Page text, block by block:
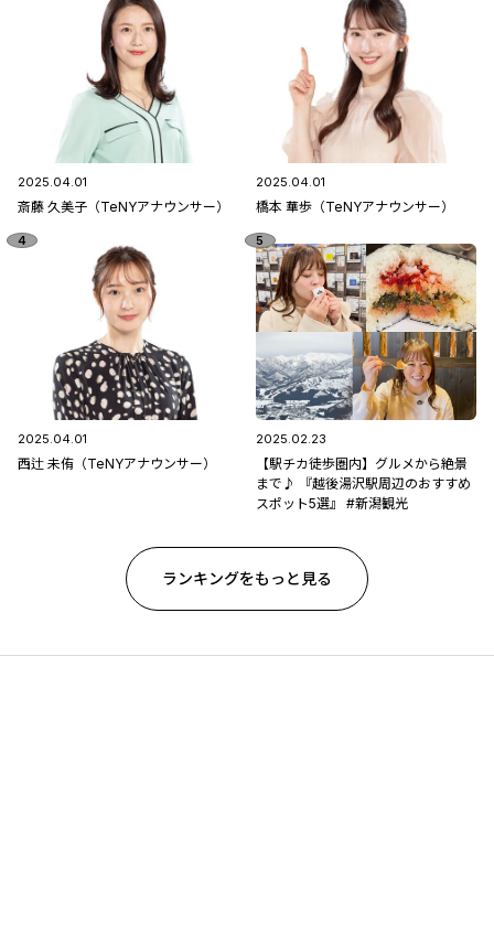
2025.04.01
斎藤 久美子（TeNYアナウンサー）
2025.04.01
橋本 華歩（TeNYアナウンサー）
2025.04.01
西辻 未侑（TeNYアナウンサー）
2025.02.23
【駅チカ徒歩圏内】グルメから絶景
まで♪ 『越後湯沢駅周辺のおすすめ
スポット5選』 #新潟観光
ランキングをもっと見る